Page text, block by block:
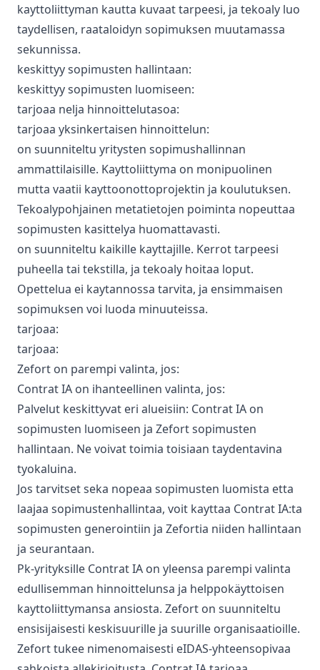
kayttoliittyman kautta kuvaat tarpeesi, ja tekoaly luo
taydellisen, raataloidyn sopimuksen muutamassa
sekunnissa.
keskittyy sopimusten hallintaan:
keskittyy sopimusten luomiseen:
tarjoaa nelja hinnoittelutasoa:
tarjoaa yksinkertaisen hinnoittelun:
on suunniteltu yritysten sopimushallinnan
ammattilaisille. Kayttoliittyma on monipuolinen
mutta vaatii kayttoonottoprojektin ja koulutuksen.
Tekoalypohjainen metatietojen poiminta nopeuttaa
sopimusten kasittelya huomattavasti.
on suunniteltu kaikille kayttajille. Kerrot tarpeesi
puheella tai tekstilla, ja tekoaly hoitaa loput.
Opettelua ei kaytannossa tarvita, ja ensimmaisen
sopimuksen voi luoda minuuteissa.
tarjoaa:
tarjoaa:
Zefort on parempi valinta, jos:
Contrat IA on ihanteellinen valinta, jos:
Palvelut keskittyvat eri alueisiin: Contrat IA on
sopimusten luomiseen ja Zefort sopimusten
hallintaan. Ne voivat toimia toisiaan taydentavina
tyokaluina.
Jos tarvitset seka nopeaa sopimusten luomista etta
laajaa sopimustenhallintaa, voit kayttaa Contrat IA:ta
sopimusten generointiin ja Zefortia niiden hallintaan
ja seurantaan.
Pk-yrityksille Contrat IA on yleensa parempi valinta
edullisemman hinnoittelunsa ja helppokäyttoisen
kayttoliittymansa ansiosta. Zefort on suunniteltu
ensisijaisesti keskisuurille ja suurille organisaatioille.
Zefort tukee nimenomaisesti eIDAS-yhteensopivaa